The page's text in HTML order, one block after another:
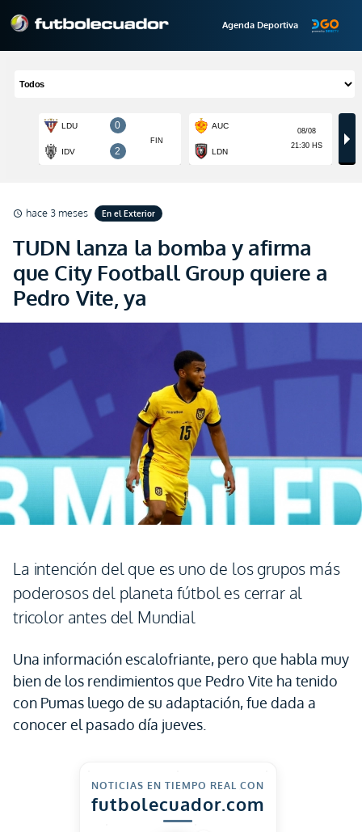
Agenda Deportiva
schedule hace 3 meses En el Exterior
TUDN lanza la bomba y afirma
que City Football Group quiere a
Pedro Vite, ya
La intención del que es uno de los grupos más
poderosos del planeta fútbol es cerrar al
tricolor antes del Mundial
Una información escalofriante, pero que habla muy
bien de los rendimientos que Pedro Vite ha tenido
con Pumas luego de su adaptación, fue dada a
conocer el pasado día jueves.
NOTICIAS EN TIEMPO REAL CON
futbolecuador.com